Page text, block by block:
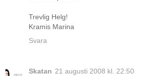
Trevlig Helg!
Kramis Marina
Svara
Skatan 21 augusti 2008 kl. 22:50